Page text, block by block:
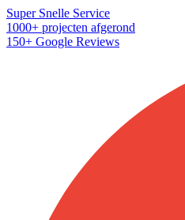
Super Snelle Service
1000+ projecten afgerond
150+ Google Reviews